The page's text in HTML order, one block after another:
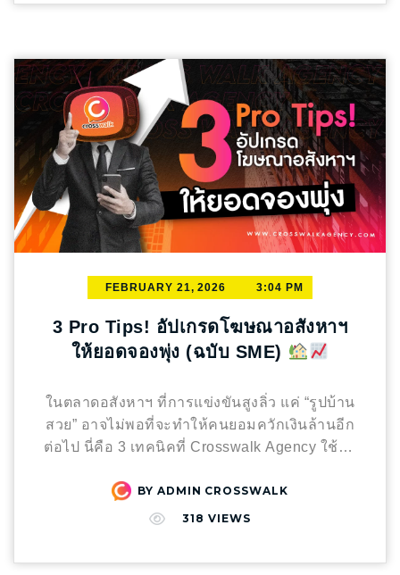
เชื่อมโยง Pain Point ของลูกค้าเข้ากับสินค้า รีวิว
แล้วดูจริงใจ (Authenticity) จนคนรู้สึกว่า “ต้อง
ลอง” เปลี่ยนความสนใจ (Attention) ให้เป็น การ
ตัดสินใจ (Decision) Engagement ต้อง “มี
คุณภาพ” เลิกดูแค่จำนวนตัวเลข แต่ให้ดู “คุณภาพ
บทสนทนา” มีคนถามพิกัดสินค้าไหม? มีการแชร์
ประสบการณ์การใช้จริงในคอมเมนต์หรือไม่?
Influencer มีการโต้ตอบกับแฟนคลับเพื่อปิดการ
ขายแทนแบรนด์หรือไม่? Brand Fit สำคัญกว่า
หากคุณขายสินค้าสายลีน แต่จ้างคนชอบรีวิว
(Credibility) ก็จะหายไปในทันที คิดเป็น
“Customer Journey” ไม่ใช่โพสต์เดียวจบ อย่าหวัง
วางแผนเป็นระบบ: Awareness: ใช้คนดังสร้าง
กระแส Consideration: ใช้ Micro-influencer ย้ำ
ความน่าเชื่อถือ Conversion: ใช้ Ads ยิงย้ำคอน
แบรนด์ยุคใหม่ One-Stop Influencer Marketing
มองเห็น) ได้รวดเร็ว แต่การฝากชีวิตไว้กับ
แพลตฟอร์มเดียวอาจนำมาซึ่งปัญหาเรื้อรอย ดังนี้:
ค่าคอมมิชชั่นสูง: ต้องแบ่งรายได้ 15–25% ต่อทุก
การจอง Data Gap: ไม่สามารถเข้าถึงข้อมูลลูกค้า
(Customer Data) เพื่อนำไปทำการตลาดต่อได้
สงครามราคา: ถูกบีบให้เข้าร่วมแคมเปญลดราคา
เพื่อแย่งชิงลำดับการมองเห็น Brand Awareness
ต่ำ: ลูกค้าจดจำเพียงชื่อแอปที่ใช้จอง แต่จำชื่อ
โรงแรมไม่ได้ Direct Booking คืออะไร? ทำไมถึง
คือ การที่ลูกค้าจองห้องพักผ่านช่องทางที่โรงแรม
โรงแรม, Facebook Page, LINE Official หรือ
ระบบจองออนไลน์ (Booking Engine) ของแบรนด์
การเลี่ยงค่าคอมมิชชั่น แต่คือการสร้าง “สินทรัพย์
ดิจิทัล” ที่มั่นคงให้กับธุรกิจ 4 เหตุผลที่ Direct
Booking คือ Game Changer ครอบครองข้อมูล
และพฤติกรรมลูกค้า เพื่อนำไปทำ CRM หรือยิง
โฆษณา Retargeting กลับไปหาลูกค้าเก่าได้อย่าง
FEBRUARY 21, 2026 3:04 PM
3 Pro Tips! อัปเกรดโฆษณาอสังหาฯ
ให้ยอดจองพุ่ง (ฉบับ SME)
ในตลาดอสังหาฯ ที่การแข่งขันสูงลิ่ว แค่ “รูปบ้าน
สวย” อาจไม่พอที่จะทำให้คนยอมควักเงินล้านอีก
ต่อไป นี่คือ 3 เทคนิคที่ Crosswalk Agency ใช้ใน
ครับ 1. เลิกขาย “พื้นที่” แต่ให้ขาย “ไลฟ์สไตล์”
(Selling the Lifestyle)
ปัญหา: โฆษณา
BY ADMIN CROSSWALK
318 VIEWS